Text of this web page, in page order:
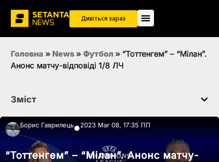
Дивіться зараз
Головна » News » Футбол » “Тоттенгем” – “Мілан”.
Анонс матчу-відповіді 1/8 ЛЧ
Зміст
Борис Гаврилець●2023 Mar 08, 17:35 ПП
“Тоттенгем” – “Мілан”. Анонс матчу-